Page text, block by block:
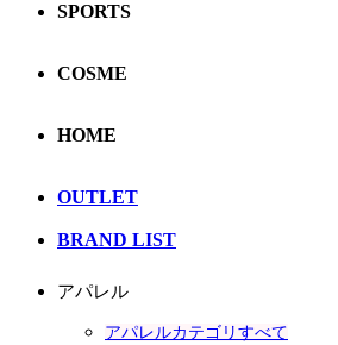
SPORTS
COSME
HOME
OUTLET
BRAND LIST
アパレル
アパレルカテゴリすべて